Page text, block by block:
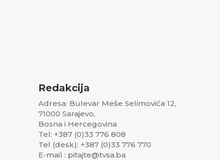
Redakcija
Adresa: Bulevar Meše Selimovića 12,
71000 Sarajevo,
Bosna i Hercegovina
Tel: +387 (0)33 776 808
Tel (desk): +387 (0)33 776 770
E-mail : pitajte@tvsa.ba